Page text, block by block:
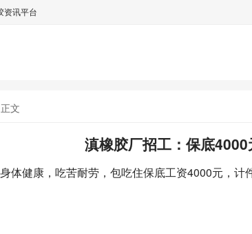
资讯平台
正文
滇橡胶厂招工：保底4000
体健康，吃苦耐劳，包吃住保底工资4000元，